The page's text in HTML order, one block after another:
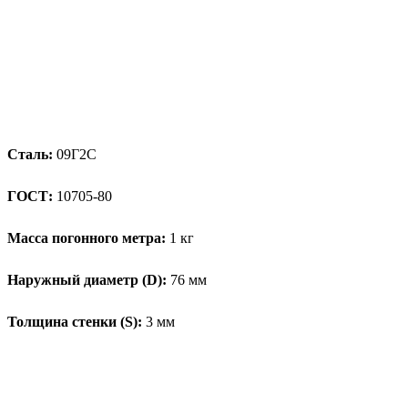
Сталь: 09Г2С
ГОСТ: 10705-80
Масса погонного метра: 1 кг
Наружный диаметр (D): 76 мм
Толщина стенки (S): 3 мм